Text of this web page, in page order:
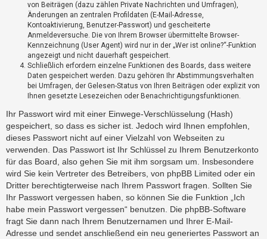
e
t
e
T
h
e
m
e
n
von Beiträgen (dazu zählen Private Nachrichten und Umfragen),
Änderungen an zentralen Profildaten (E-Mail-Adresse,
Kontoaktivierung, Benutzer-Passwort) und gescheiterte
Anmeldeversuche. Die von Ihrem Browser übermittelte Browser-
Kennzeichnung (User Agent) wird nur in der „Wer ist online?“-Funktion
angezeigt und nicht dauerhaft gespeichert.
Schließlich erfordern einzelne Funktionen des Boards, dass weitere
Daten gespeichert werden. Dazu gehören Ihr Abstimmungsverhalten
bei Umfragen, der Gelesen-Status von Ihren Beiträgen oder explizit von
Ihnen gesetzte Lesezeichen oder Benachrichtigungsfunktionen.
Ihr Passwort wird mit einer Einwege-Verschlüsselung (Hash)
gespeichert, so dass es sicher ist. Jedoch wird Ihnen empfohlen,
dieses Passwort nicht auf einer Vielzahl von Webseiten zu
verwenden. Das Passwort ist Ihr Schlüssel zu Ihrem Benutzerkonto
für das Board, also gehen Sie mit ihm sorgsam um. Insbesondere
wird Sie kein Vertreter des Betreibers, von phpBB Limited oder ein
Dritter berechtigterweise nach Ihrem Passwort fragen. Sollten Sie
Ihr Passwort vergessen haben, so können Sie die Funktion „Ich
habe mein Passwort vergessen“ benutzen. Die phpBB-Software
fragt Sie dann nach Ihrem Benutzernamen und Ihrer E-Mail-
Adresse und sendet anschließend ein neu generiertes Passwort an